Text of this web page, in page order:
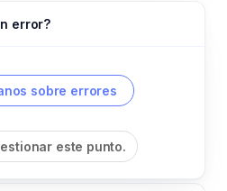
error?
sobre errores
este punto.